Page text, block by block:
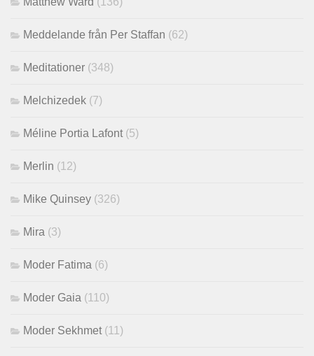
Meddelande från Per Staffan (62)
Meditationer (348)
Melchizedek (7)
Méline Portia Lafont (5)
Merlin (12)
Mike Quinsey (326)
Mira (3)
Moder Fatima (6)
Moder Gaia (110)
Moder Sekhmet (11)